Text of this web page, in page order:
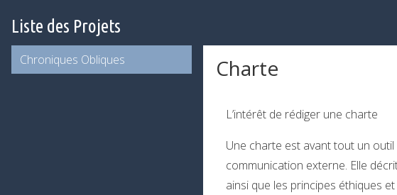
Liste des Projets
Chroniques Obliques Charte
L’intérêt de rédiger une charte
Une charte est avant tout un
communication externe. Elle
ainsi que les principes éthiques